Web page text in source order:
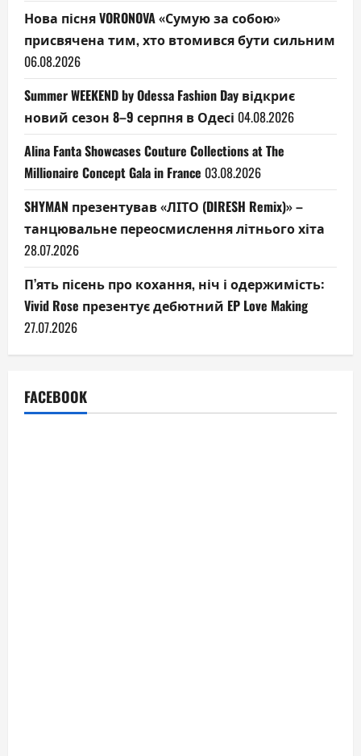
Нова пісня VORONOVA «Сумую за собою»
присвячена тим, хто втомився бути сильним
06.08.2026
Summer WEEKEND by Odessa Fashion Day відкриє
новий сезон 8–9 серпня в Одесі 04.08.2026
Alina Fanta Showcases Couture Collections at The
Millionaire Concept Gala in France 03.08.2026
SHYMAN презентував «ЛІТО (DIRESH Remix)» –
танцювальне переосмислення літнього хіта
28.07.2026
П’ять пісень про кохання, ніч і одержимість:
Vivid Rose презентує дебютний EP Love Making
27.07.2026
FACEBOOK